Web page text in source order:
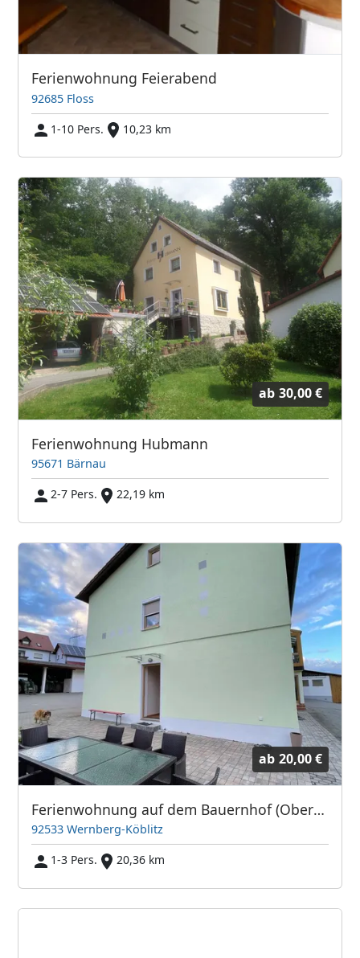
Ferienwohnung Feierabend
92685 Floss
1-10 Pers.
10,23 km
ab 30,00 €
Ferienwohnung Hubmann
95671 Bärnau
2-7 Pers.
22,19 km
ab 20,00 €
Ferienwohnung auf dem Bauernhof (Oberpfalz)
92533 Wernberg-Köblitz
1-3 Pers.
20,36 km